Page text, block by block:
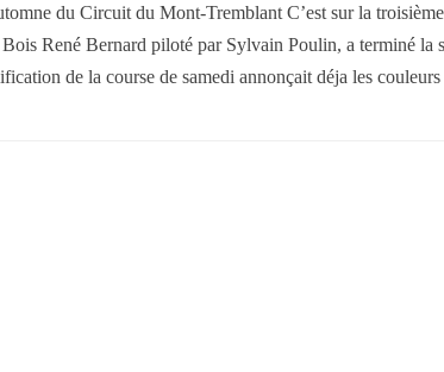
du Circuit du Mont-Tremblant C’est sur la
René Bernard piloté par Sylvain Poulin, a terminé
de la course de samedi annonçait déja les couleurs